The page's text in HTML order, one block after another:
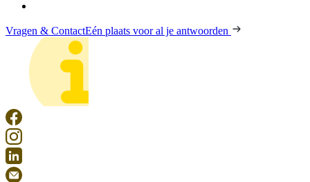
Vragen & ContactEén plaats voor al je antwoorden